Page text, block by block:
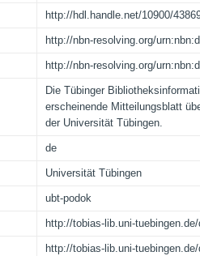
http://hdl.handle.net/10900/
http://nbn-resolving.org/
http://nbn-resolving.org/
Die Tübinger
erscheinende Mitteilungsblatt
der Universität Tübingen.
de
Universität Tübingen
ubt-podok
http://tobias-lib.uni-
http://tobias-lib.uni-